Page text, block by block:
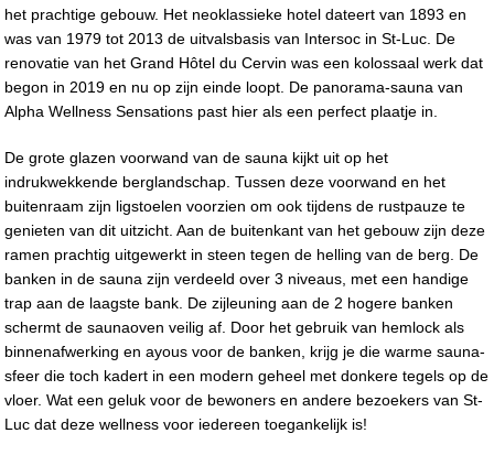
het prachtige gebouw. Het neoklassieke hotel dateert van 1893 en
was van 1979 tot 2013 de uitvalsbasis van Intersoc in St-Luc. De
renovatie van het Grand Hôtel du Cervin was een kolossaal werk dat
begon in 2019 en nu op zijn einde loopt. De panorama-sauna van
Alpha Wellness Sensations past hier als een perfect plaatje in.
De grote glazen voorwand van de sauna kijkt uit op het
indrukwekkende berglandschap. Tussen deze voorwand en het
buitenraam zijn ligstoelen voorzien om ook tijdens de rustpauze te
genieten van dit uitzicht. Aan de buitenkant van het gebouw zijn deze
ramen prachtig uitgewerkt in steen tegen de helling van de berg. De
banken in de sauna zijn verdeeld over 3 niveaus, met een handige
trap aan de laagste bank. De zijleuning aan de 2 hogere banken
schermt de saunaoven veilig af. Door het gebruik van hemlock als
binnenafwerking en ayous voor de banken, krijg je die warme sauna-
sfeer die toch kadert in een modern geheel met donkere tegels op de
vloer. Wat een geluk voor de bewoners en andere bezoekers van St-
Luc dat deze wellness voor iedereen toegankelijk is!